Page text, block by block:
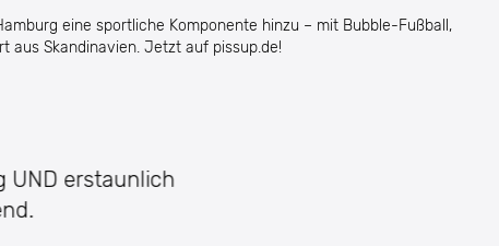
eine sportliche Komponente hinzu – mit Bubble-Fußball,
aus Skandinavien. Jetzt auf pissup.de!
UND erstaunlich